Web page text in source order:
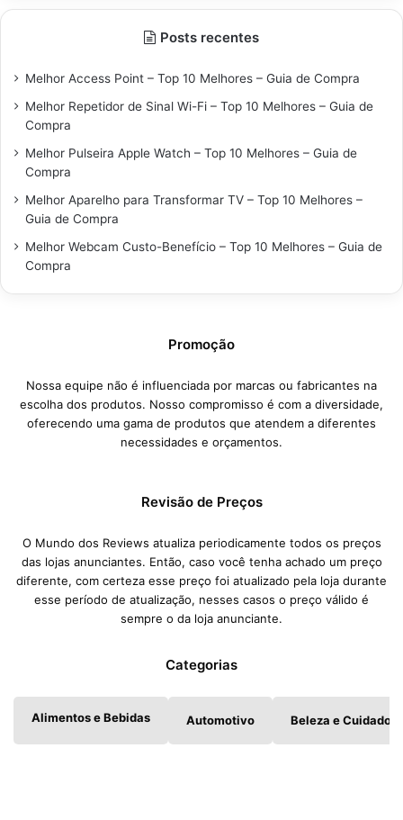
Posts recentes
Melhor Access Point – Top 10 Melhores – Guia de Compra
Melhor Repetidor de Sinal Wi-Fi – Top 10 Melhores – Guia de
Compra
Melhor Pulseira Apple Watch – Top 10 Melhores – Guia de
Compra
Melhor Aparelho para Transformar TV – Top 10 Melhores –
Guia de Compra
Melhor Webcam Custo-Benefício – Top 10 Melhores – Guia de
Compra
Promoção
Nossa equipe não é influenciada por marcas ou fabricantes na
escolha dos produtos. Nosso compromisso é com a diversidade,
oferecendo uma gama de produtos que atendem a diferentes
necessidades e orçamentos.
Revisão de Preços
O Mundo dos Reviews atualiza periodicamente todos os preços
das lojas anunciantes. Então, caso você tenha achado um preço
diferente, com certeza esse preço foi atualizado pela loja durante
esse período de atualização, nesses casos o preço válido é
sempre o da loja anunciante.
Categorias
Alimentos e Bebidas Automotivo Beleza e Cuidados